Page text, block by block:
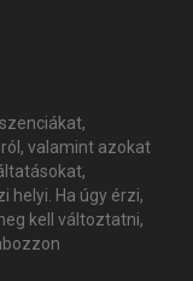
valamint azokat
helyi. Ha úgy érzi,
kell változtatni,